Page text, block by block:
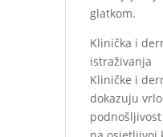
glatkom.
Klinička i
istraživanja
Kliničke i
dokazuju